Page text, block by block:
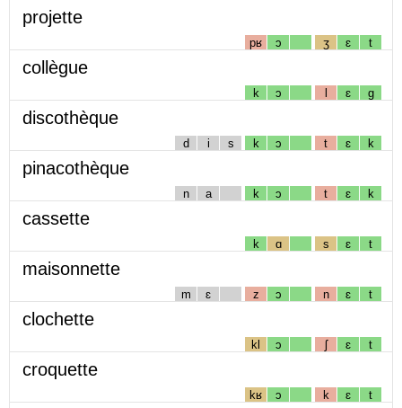
projette
pʁ ɔ ʒ ɛ t
collègue
k ɔ l ɛ g
discothèque
d i s k ɔ t ɛ k
pinacothèque
n a k ɔ t ɛ k
cassette
k ɑ s ɛ t
maisonnette
m ɛ z ɔ n ɛ t
clochette
kl ɔ ʃ ɛ t
croquette
kʁ ɔ k ɛ t